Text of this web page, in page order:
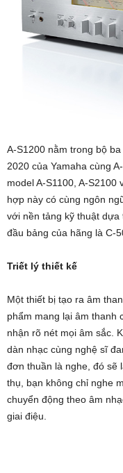
A-S1200 nằm trong bộ
2020 của Yamaha cùng
model A-S1100, A-
hợp này có cùng ngôn
với nền tảng kỹ thuật dựa
đầu bảng của hãng là C-
Triết lý thiết kế
Một thiết bị tạo ra âm
phẩm mang lại âm thanh
nhận rõ nét mọi âm sắc.
dàn nhạc cùng nghệ sĩ
đơn thuần là nghe, đó sẽ
thụ, bạn không chỉ nghe
chuyển động theo âm
giai điệu.